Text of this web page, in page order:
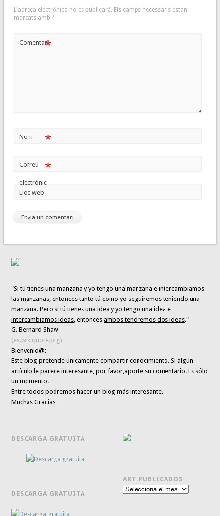
L'adreça electrònica no es publicarà. Els camps necessaris estan
marcats amb *
Comentari*
Nom *
Correu
electrònic
*
Lloc web
"Si tú tienes una manzana y yo tengo una manzana e intercambiamos
las manzanas, entonces tanto tú como yo seguiremos teniendo una
manzana. Pero si tú tienes una idea y yo tengo una idea e
intercambiamos ideas, entoncesambos tendremos dos ideas."
G. Bernard Shaw
(es.wikiquote.org)
Bienvenid@:
Este blog pretende únicamentecompartir conocimiento. Si algún
artículo le parece interesante,por favor,aporte su comentario. Es sólo
un momento.
Entre todos podremos hacer un blog más interesante.
Muchas Gracias
DESCARGA GRATUITA
DESCARGA GRATUITA
ART.PUBLICADOS
Art.publicados